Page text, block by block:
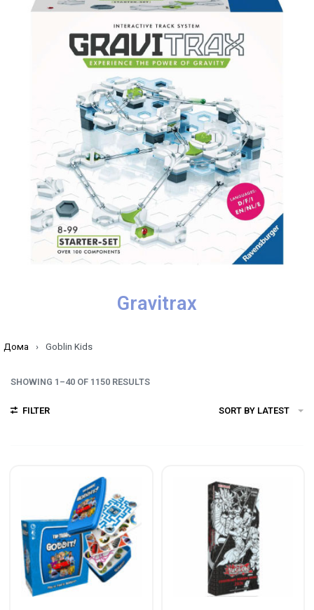
Gravitrax
Дома › Goblin Kids
SHOWING 1–40 OF 1150 RESULTS
FILTER SORT BY LATEST